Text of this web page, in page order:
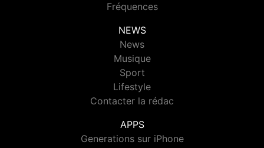
Fréquences
NEWS
News
Musique
Sport
Lifestyle
Contacter la rédac
APPS
Generations sur iPhone